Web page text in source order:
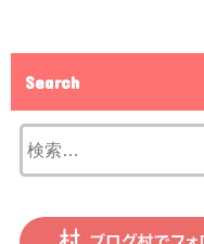
Search